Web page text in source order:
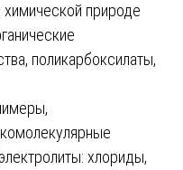
природе
поликарбоксилаты,
хлориды,